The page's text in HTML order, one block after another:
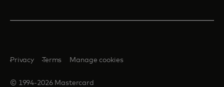
© 1994-2026 Mastercard
Privacy Terms Manage cookies